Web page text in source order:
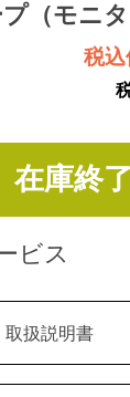
（モニタ
税
在庫終了
ビス
取扱説明書